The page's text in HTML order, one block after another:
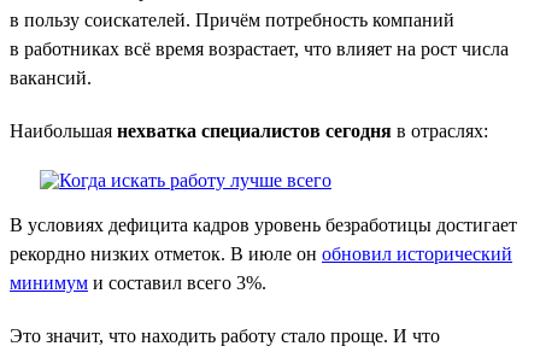
в пользу соискателей. Причём потребность компаний
в работниках всё время возрастает, что влияет на рост числа
вакансий.
Наибольшая нехватка специалистов сегодня в отраслях:
В условиях дефицита кадров уровень безработицы достигает
рекордно низких отметок. В июле он обновил исторический
минимум и составил всего 3%.
Это значит, что находить работу стало проще. И что